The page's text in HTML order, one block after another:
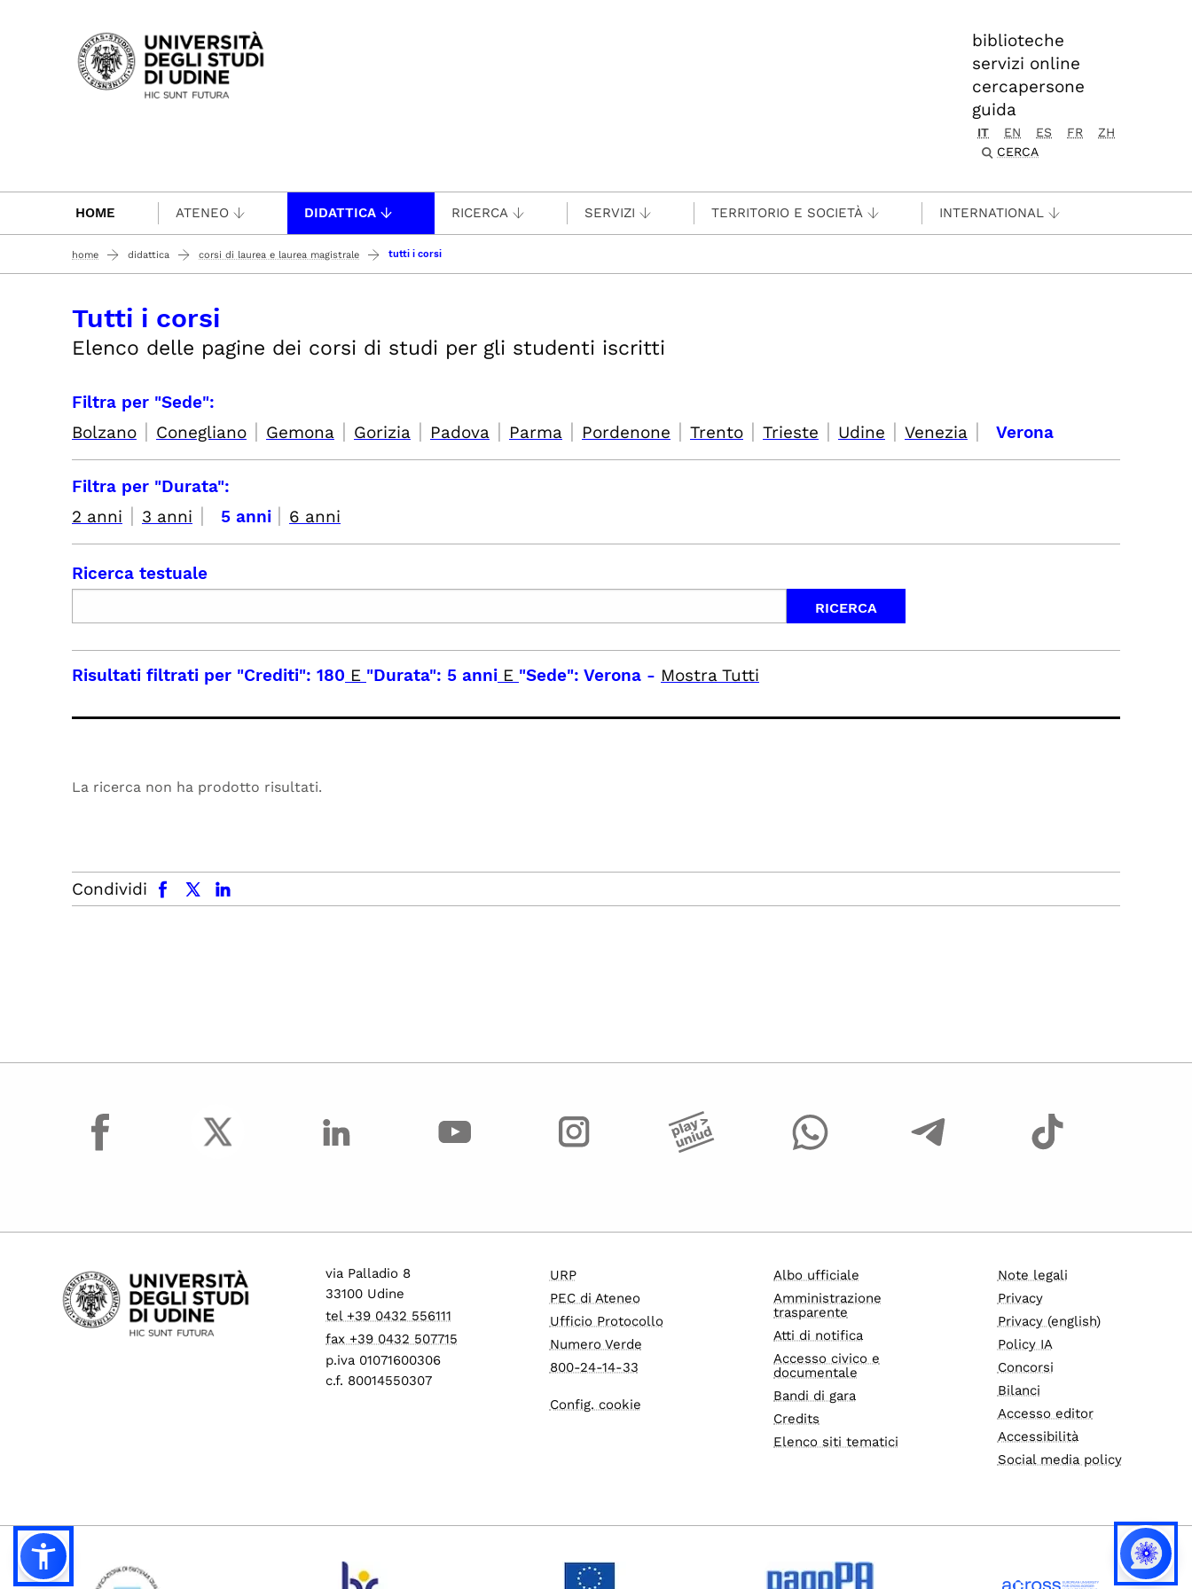
Passa al contenuto principale
biblioteche
servizi online
cercapersone
guida
IT EN ES FR
ZH
CERCA
HOME ATENEO DIDATTICA RICERCA SERVIZI TERRITORIO E SOCIETÀ INTERNATIONAL
home didattica corsi di laurea e laurea magistrale tutti i corsi
Tutti i corsi
Elenco delle pagine dei corsi di studi per gli studenti iscritti
Filtra per "Sede":
Bolzano | Conegliano | Gemona | Gorizia | Padova | Parma | Pordenone | Trento | Trieste | Udine | Venezia | Verona
Filtra per "Durata":
2 anni | 3 anni | 5 anni | 6 anni
Ricerca testuale
Risultati filtrati per "Crediti": 180 E "Durata": 5 anni E "Sede": Verona - Mostra Tutti
La ricerca non ha prodotto risultati.
Condividi
facebook x.com linkedin
facebook
via Palladio 8
33100 Udine
tel +39 0432 556111
fax +39 0432 507715
p.iva 01071600306
c.f. 80014550307
URP
PEC di Ateneo
Ufficio Protocollo
Numero Verde
800-24-14-33
Config. cookie
Albo ufficiale
Amministrazione
trasparente
Atti di notifica
Accesso civico e
documentale
Bandi di gara
Credits
Elenco siti tematici
Note legali
Privacy
Privacy (english)
Policy IA
Concorsi
Bilanci
Accesso editor
Accessibilità
Social media policy